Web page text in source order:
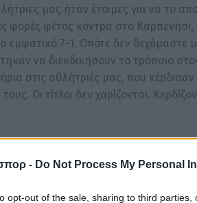
- Do Not Process My Personal
opt-out of the sale, sharing to third
μας ήταν έτοιμες για να το
φορές φέτος κόντρα στο Καρπενήσι,
7-1. Οπότε δεν δεχόμαστε
να διεκδικήσουν το τρόπαιο
στις αθλήτριές μας, που
Οι τίτλοι δεν χαρίζονται.